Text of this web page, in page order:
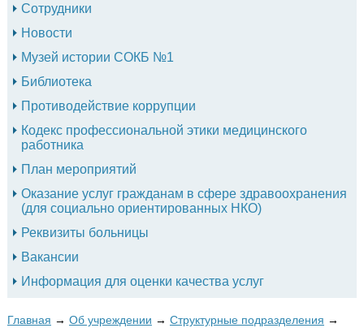
Сотрудники
Новости
Музей истории СОКБ №1
Библиотека
Противодействие коррупции
Кодекс профессиональной этики медицинского
работника
План мероприятий
Оказание услуг гражданам в сфере здравоохранения
(для социально ориентированных НКО)
Реквизиты больницы
Вакансии
Информация для оценки качества услуг
Главная → Об учреждении → Структурные подразделения →